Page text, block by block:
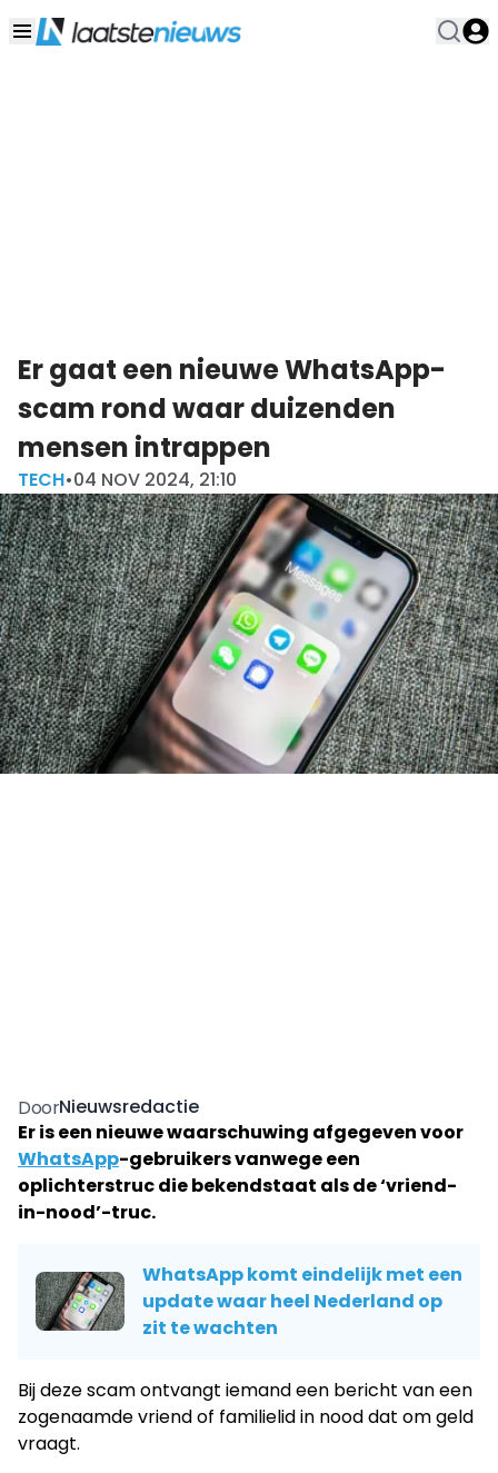
Er gaat een nieuwe WhatsApp-
scam rond waar duizenden
mensen intrappen
TECH•04 NOV 2024, 21:10
DoorNieuwsredactie
Er is een nieuwe waarschuwing afgegeven voor
WhatsApp-gebruikers vanwege een
oplichterstruc die bekendstaat als de ‘vriend-
in-nood’-truc.
WhatsApp komt eindelijk met een
update waar heel Nederland op
zit te wachten
Bij deze scam ontvangt iemand een bericht van een
zogenaamde vriend of familielid in nood dat om geld
vraagt.